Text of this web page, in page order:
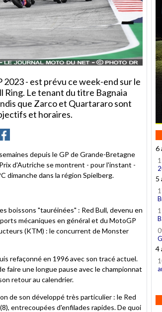
- est prévu ce week-end sur le
Ring. Le tenant du titre Bagnaia
que Zarco et Quartararo sont
et horaires.
depuis le GP de Grande-Bretagne
d'Autriche se montrent - pour l'instant -
dimanche dans la région Spielberg.
boissons "tauréinées" : Red Bull, devenu en
mécaniques en général et du MotoGP
(KTM) : le concurrent de Monster
refaçonné en 1996 avec son tracé actuel.
faire une longue pause avec le championnat
retour au calendrier.
de son développé très particulier : le Red
entrecoupées d'enfilades rapides. De quoi
6
5
4